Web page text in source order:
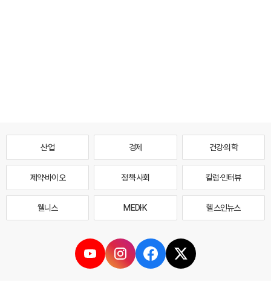
산업 경제 건강·의학
제약·바이오 정책·사회 칼럼·인터뷰
웰니스 MEDI·K 헬스인뉴스